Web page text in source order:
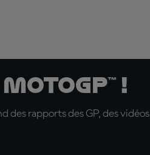
!
rapports des GP, des vidéos